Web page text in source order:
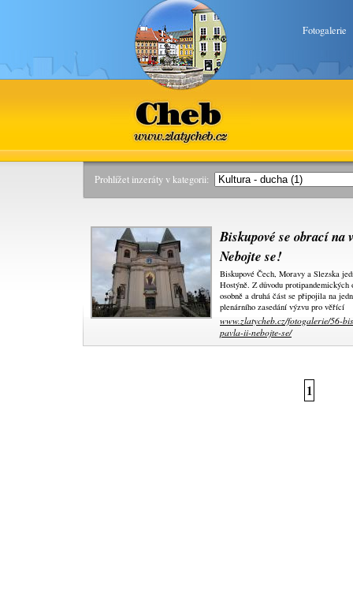
Fotogalerie
Cheb
www.zlatycheb.cz
Prohlížet inzeráty v kategorii:
Biskupové se obrací
Nebojte se!
Biskupové Čech, Moravy a Slezska
Hostýně. Z důvodu
osobně a druhá část se připojila na
plenárního zasedání výzvu pro věřící
www.zlatycheb.cz/fotogalerie/56-
pavla-ii-nebojte-se/
1